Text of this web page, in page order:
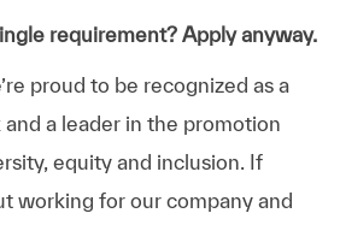
requirement? Apply anyway.
proud to be recognized as a
a leader in the promotion
equity and inclusion. If
working for our company and